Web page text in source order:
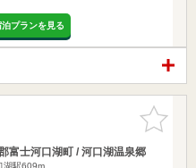
プランを見る
お気に入
りに追加
富士河口湖町 / 河口湖温泉郷
湖駅609m